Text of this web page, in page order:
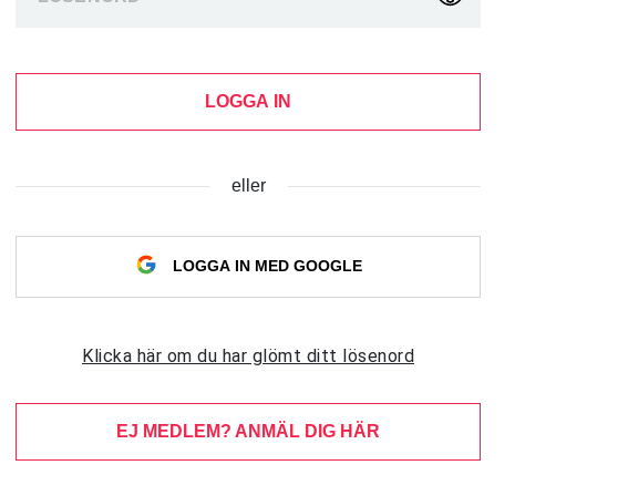
LOGGA IN
eller
LOGGA IN MED GOOGLE
Klicka här om du har glömt ditt lösenord
EJ MEDLEM? ANMÄL DIG HÄR